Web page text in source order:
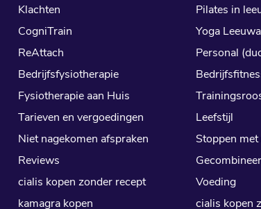
Klachten
CogniTrain
ReAttach
Bedrijfsfysiotherapie
Fysiotherapie aan Huis
Tarieven en vergoedingen
Niet nagekomen afspraken
Reviews
cialis kopen zonder recept
kamagra kopen
Pilates in
Yoga
Personal
Leefstijl
Stoppen
Voeding
cialis kopen